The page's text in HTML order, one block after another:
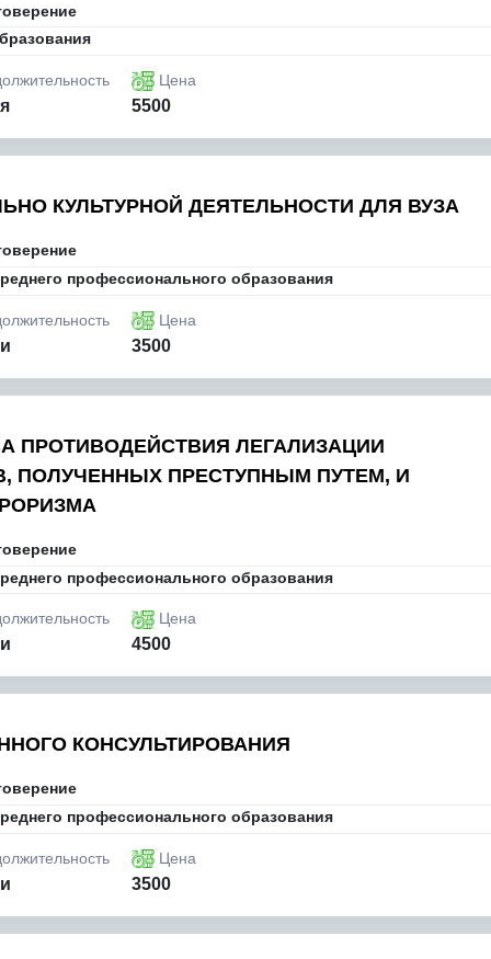
Цена
5500
КУЛЬТУРНОЙ ДЕЯТЕЛЬНОСТИ ДЛЯ ВУЗА
профессионального образования
Цена
3500
ПРОТИВОДЕЙСТВИЯ ЛЕГАЛИЗАЦИИ
ПОЛУЧЕННЫХ ПРЕСТУПНЫМ ПУТЕМ, И
профессионального образования
Цена
4500
КОНСУЛЬТИРОВАНИЯ
профессионального образования
Цена
3500